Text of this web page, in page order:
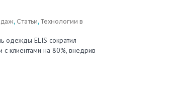
, Статьи, Технологии в
одежды ELIS сократил
клиентами на 80%, внедрив